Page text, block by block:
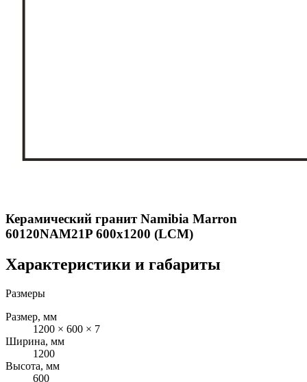
Керамический гранит Namibia Marron
60120NAM21P 600x1200 (LCM)
Характеристики и габариты
Размеры
Размер, мм
1200 × 600 × 7
Ширина, мм
1200
Высота, мм
600